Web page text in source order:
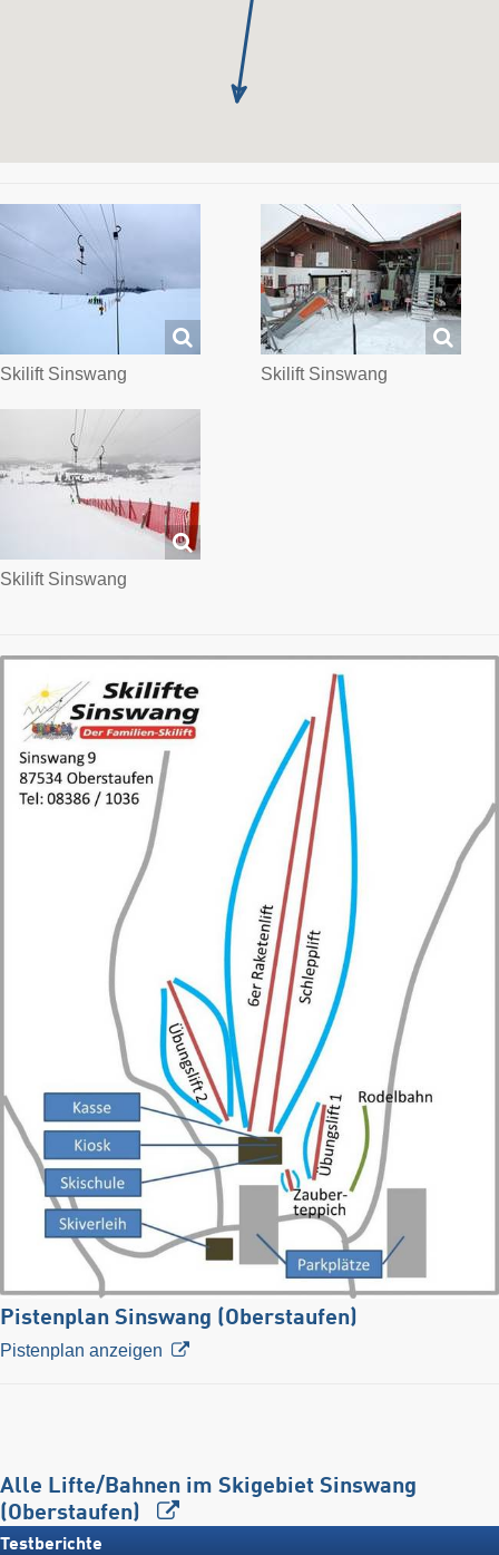
Skilift Sinswang Skilift Sinswang
Skilift Sinswang
Pistenplan Sinswang (Oberstaufen)
Pistenplan anzeigen
Alle Lifte/Bahnen im Skigebiet Sinswang
(Oberstaufen)
Testberichte